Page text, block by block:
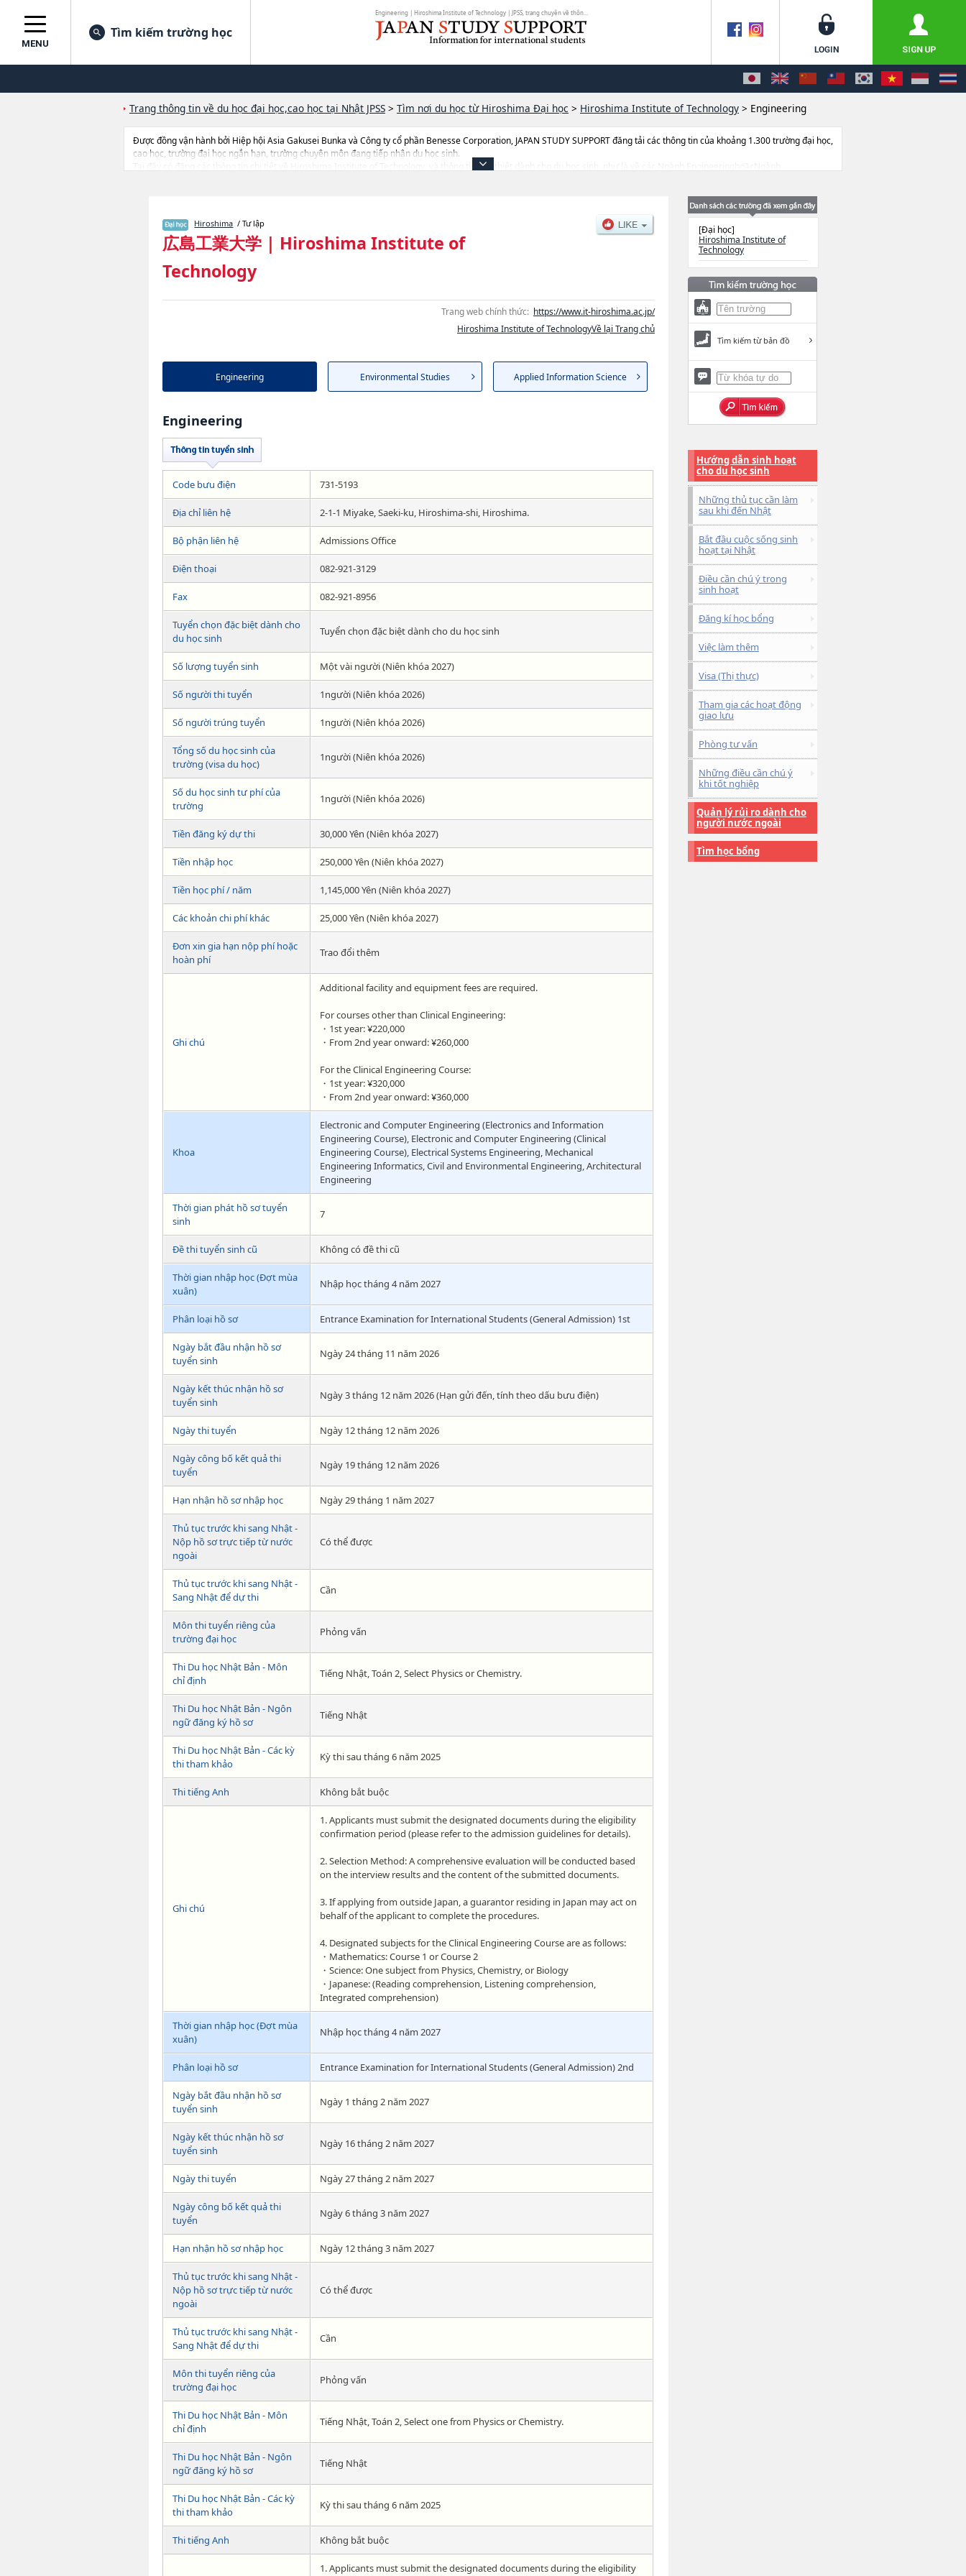
MENU
Tìm kiếm trường học
Trang thông tin về du học đại học,cao học tại Nhật JPSS > Tìm nơi du học từ Hiroshima Đại học > Hiroshima Institute of Technology > Engineering
Được đồng vận hành bởi Hiệp hội Asia Gakusei Bunka và Công ty cổ phần Benesse Corporation, JAPAN STUDY SUPPORT đăng tải các thông tin của khoảng 1.300 trường đại học,
cao học, trường đại học ngắn hạn, trường chuyên môn đang tiếp nhận du học sinh.
Tại đây có đăng các thông tin chi tiết về Hiroshima Institute of Technology, và thông tin cần thiết dành cho du học sinh, như là về các Ngành EngineeringhoặcNgành
Hiroshima / Tư lập
広島工業大学 | Hiroshima Institute of
Technology
Trang web chính thức: https://www.it-hiroshima.ac.jp/
Hiroshima Institute of TechnologyVề lại Trang chủ
Engineering Environmental Studies Applied Information Science
Engineering
Code bưu điện 731-5193
Địa chỉ liên hệ 2-1-1 Miyake, Saeki-ku, Hiroshima-shi, Hiroshima.
Bộ phận liên hệ Admissions Office
Điện thoại 082-921-3129
Fax 082-921-8956
Tuyển chọn đặc biệt dành cho
du học sinh
Tuyển chọn đặc biệt dành cho du học sinh
Số lượng tuyển sinh Một vài người (Niên khóa 2027)
Số người thi tuyển 1người (Niên khóa 2026)
Số người trúng tuyển 1người (Niên khóa 2026)
Tổng số du học sinh của
trường (visa du học)
1người (Niên khóa 2026)
Số du học sinh tư phí của
trường
1người (Niên khóa 2026)
Tiền đăng ký dự thi 30,000 Yên (Niên khóa 2027)
Tiền nhập học 250,000 Yên (Niên khóa 2027)
Tiền học phí / năm 1,145,000 Yên (Niên khóa 2027)
Các khoản chi phí khác 25,000 Yên (Niên khóa 2027)
Đơn xin gia hạn nộp phí hoặc
hoàn phí
Trao đổi thêm
Ghi chú
Additional facility and equipment fees are required.
For courses other than Clinical Engineering:
・1st year: ¥220,000
・From 2nd year onward: ¥260,000
For the Clinical Engineering Course:
・1st year: ¥320,000
・From 2nd year onward: ¥360,000
Khoa
Electronic and Computer Engineering (Electronics and Information
Engineering Course), Electronic and Computer Engineering (Clinical
Engineering Course), Electrical Systems Engineering, Mechanical
Engineering Informatics, Civil and Environmental Engineering, Architectural
Engineering
Thời gian phát hồ sơ tuyển
sinh
7
Đề thi tuyển sinh cũ Không có đề thi cũ
Thời gian nhập học (Đợt mùa
xuân)
Nhập học tháng 4 năm 2027
Phân loại hồ sơ Entrance Examination for International Students (General Admission) 1st
Ngày bắt đầu nhận hồ sơ
tuyển sinh
Ngày 24 tháng 11 năm 2026
Ngày kết thúc nhận hồ sơ
tuyển sinh
Ngày 3 tháng 12 năm 2026 (Hạn gửi đến, tính theo dấu bưu điện)
Ngày thi tuyển Ngày 12 tháng 12 năm 2026
Ngày công bố kết quả thi
tuyển
Ngày 19 tháng 12 năm 2026
Hạn nhận hồ sơ nhập học Ngày 29 tháng 1 năm 2027
Thủ tục trước khi sang Nhật -
Nộp hồ sơ trực tiếp từ nước
ngoài
Có thể được
Thủ tục trước khi sang Nhật -
Sang Nhật để dự thi
Cần
Môn thi tuyển riêng của
trường đại học
Phỏng vấn
Thi Du học Nhật Bản - Môn
chỉ định
Tiếng Nhật, Toán 2, Select Physics or Chemistry.
Thi Du học Nhật Bản - Ngôn
ngữ đăng ký hồ sơ
Tiếng Nhật
Thi Du học Nhật Bản - Các kỳ
thi tham khảo
Kỳ thi sau tháng 6 năm 2025
Thi tiếng Anh Không bắt buộc
Ghi chú
1. Applicants must submit the designated documents during the eligibility
confirmation period (please refer to the admission guidelines for details).
2. Selection Method: A comprehensive evaluation will be conducted based
on the interview results and the content of the submitted documents.
3. If applying from outside Japan, a guarantor residing in Japan may act on
behalf of the applicant to complete the procedures.
4. Designated subjects for the Clinical Engineering Course are as follows:
・Mathematics: Course 1 or Course 2
・Science: One subject from Physics, Chemistry, or Biology
・Japanese: (Reading comprehension, Listening comprehension,
Integrated comprehension)
Thời gian nhập học (Đợt mùa
xuân)
Nhập học tháng 4 năm 2027
Phân loại hồ sơ Entrance Examination for International Students (General Admission) 2nd
Ngày bắt đầu nhận hồ sơ
tuyển sinh
Ngày 1 tháng 2 năm 2027
Ngày kết thúc nhận hồ sơ
tuyển sinh
Ngày 16 tháng 2 năm 2027
Ngày thi tuyển Ngày 27 tháng 2 năm 2027
Ngày công bố kết quả thi
tuyển
Ngày 6 tháng 3 năm 2027
Hạn nhận hồ sơ nhập học Ngày 12 tháng 3 năm 2027
Thủ tục trước khi sang Nhật -
Nộp hồ sơ trực tiếp từ nước
ngoài
Có thể được
Thủ tục trước khi sang Nhật -
Sang Nhật để dự thi
Cần
Môn thi tuyển riêng của
trường đại học
Phỏng vấn
Thi Du học Nhật Bản - Môn
chỉ định
Tiếng Nhật, Toán 2, Select one from Physics or Chemistry.
Thi Du học Nhật Bản - Ngôn
ngữ đăng ký hồ sơ
Tiếng Nhật
Thi Du học Nhật Bản - Các kỳ
thi tham khảo
Kỳ thi sau tháng 6 năm 2025
Thi tiếng Anh Không bắt buộc
1. Applicants must submit the designated documents during the eligibility
[Đại học]
Hiroshima Institute of
Technology
Tìm kiếm từ bản đồ
Hướng dẫn sinh hoạt
cho du học sinh
Những thủ tục cần làm
sau khi đến Nhật
Bắt đầu cuộc sống sinh
hoạt tại Nhật
Điều cần chú ý trong
sinh hoạt
Đăng kí học bổng
Việc làm thêm
Visa (Thị thực)
Tham gia các hoạt động
giao lưu
Phòng tư vấn
Những điều cần chú ý
khi tốt nghiệp
Quản lý rủi ro dành cho
người nước ngoài
Tìm học bổng